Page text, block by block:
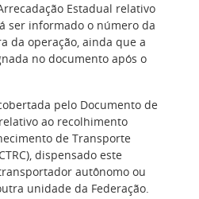
Estadual relativo
ser informado o número da
da operação, ainda que a
no documento após o
pelo Documento de
ao recolhimento
de Transporte
dispensado este
autônomo ou
unidade da Federação.